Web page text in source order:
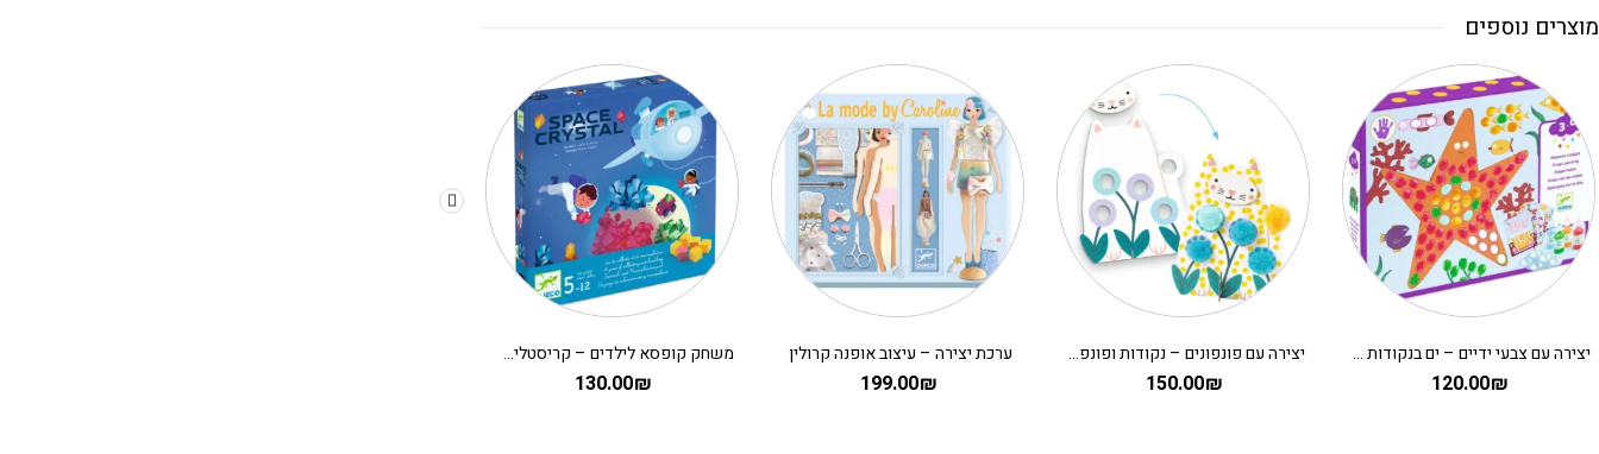
מוצרים נוספים
יצירה עם צבעי ידיים – ים בנקודות DJECO
120.00₪
יצירה עם פונפונים – נקודות ופונפונים בדשא DJECO
150.00₪
ערכת יצירה – עיצוב אופנה קרולין
199.00₪
משחק קופסא לילדים – קריסטלים בחלל
130.00₪